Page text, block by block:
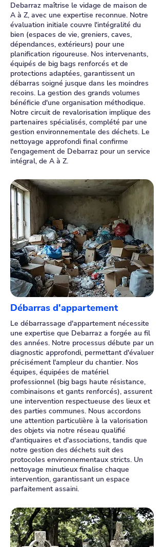
Debarraz maîtrise le vidage de maison de
A à Z, avec une expertise reconnue. Notre
évaluation initiale couvre l'intégralité du
bien (espaces de vie, greniers, caves,
dépendances, extérieurs) pour une
planification rigoureuse. Nos intervenants,
équipés de big bags renforcés et de
protections adaptées, garantissent un
débarras soigné jusque dans les moindres
recoins. La gestion des grands volumes
bénéficie d'une organisation méthodique.
Notre circuit de revalorisation implique des
partenaires spécialisés, complété par une
gestion environnementale des déchets. Le
nettoyage approfondi final confirme
l'engagement de Debarraz pour un service
intégral, de A à Z.
Débarras d'appartement
Le débarrassage d'appartement nécessite
une expertise que Debarraz a forgée au fil
des années. Notre processus débute par un
diagnostic approfondi, permettant d'évaluer
précisément l'ampleur du chantier. Nos
équipes, équipées de matériel
professionnel (big bags haute résistance,
combinaisons et gants renforcés), assurent
une intervention respectueuse des lieux et
des parties communes. Nous accordons
une attention particulière à la valorisation
des objets via notre réseau qualifié
d'antiquaires et d'associations, tandis que
notre gestion des déchets suit des
protocoles environnementaux stricts. Un
nettoyage minutieux finalise chaque
intervention, garantissant un espace
parfaitement assaini.